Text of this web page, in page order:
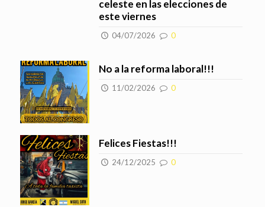
celeste en las elecciones de
este viernes
04/07/2026 0
No a la reforma laboral!!!
11/02/2026 0
Felices Fiestas!!!
24/12/2025 0